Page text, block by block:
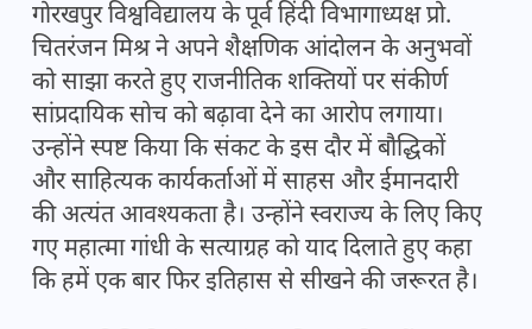
गोरखपुर विश्वविद्यालय के पूर्व हिंदी विभागाध्यक्ष प्रो.
चितरंजन मिश्र ने अपने शैक्षणिक आंदोलन के अनुभवों
को साझा करते हुए राजनीतिक शक्तियों पर संकीर्ण
सांप्रदायिक सोच को बढ़ावा देने का आरोप लगाया।
उन्होंने स्पष्ट किया कि संकट के इस दौर में बौद्धिकों
और साहित्यक कार्यकर्ताओं में साहस और ईमानदारी
की अत्यंत आवश्यकता है। उन्होंने स्वराज्य के लिए किए
गए महात्मा गांधी के सत्याग्रह को याद दिलाते हुए कहा
कि हमें एक बार फिर इतिहास से सीखने की जरूरत है।